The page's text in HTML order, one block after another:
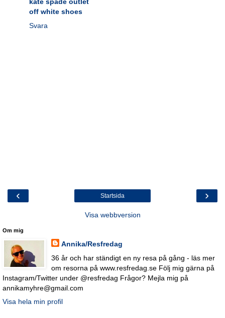
off white shoes
Svara
‹ ›
Startsida
Visa webbversion
Om mig
Annika/Resfredag
36 år och har ständigt en ny resa på gång - läs mer
om resorna på www.resfredag.se Följ mig gärna på
Instagram/Twitter under @resfredag Frågor? Mejla mig på
annikamyhre@gmail.com
Visa hela min profil